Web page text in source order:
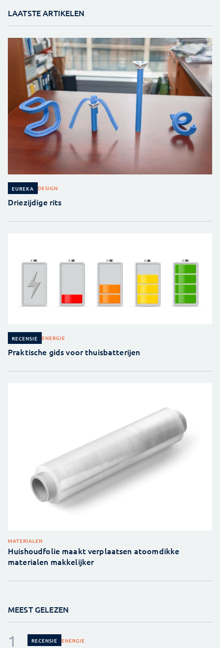
LAATSTE ARTIKELEN
EUREKA DESIGN
Driezijdige rits
RECENSIE ENERGIE
Praktische gids voor thuisbatterijen
MATERIALEN
Huishoudfolie maakt verplaatsen atoomdikke
materialen makkelijker
MEEST GELEZEN
RECENSIE ENERGIE